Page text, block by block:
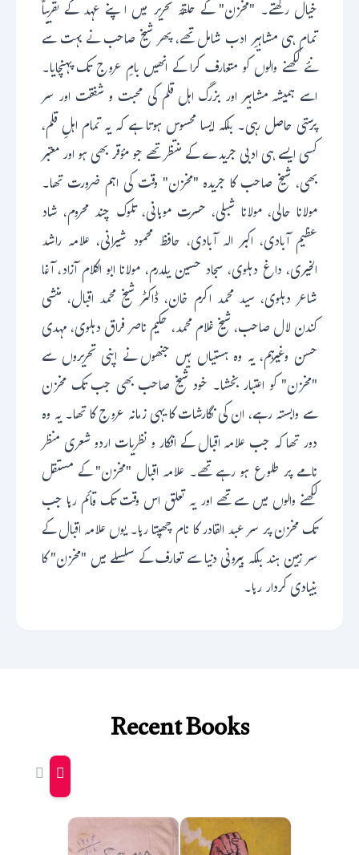
خیال رکھتے۔ "مخزن" کے حلقۂ تحریر میں ا پنے عہد کے تقریباً
تمام ہی مشاہیرِ ادب شامل تھے، پھر شیخ صاحب نے بہت سے
نئے لکھنے والوں کو متعارف کرا کے انھیں بامِ عروج تک پہنچایا۔
اسے ہمیشہ مشاہیر اور بزرگ اہل قلم کی محبت و شفقت اور سر
پرستی حاصل رہی۔ بلکہ ایسا محسوس ہوتا ہے کہ یہ تمام اہلِ قلم،
کسی ایسے ہی ادبی جریدے کے منتظر تھے جو مؤقر بھی ہو اور معتبر
بھی، شیخ صاحب کا جریدہ "مخزن" وقت کی اہم ضرورت تھا۔
مولانا حالی، مولانا شبلی، حسرت موہانی، تلوک چند محروم، شاد
عظیم آبادی، اکبر الہ آبادی، حافظ محمود شیرانی، علامہ راشد
الخیری، داغ دہلوی، سجاد حسین یلدرم، مولانا ابو الکلام آزاد، آغا
شاعر دہلوی، سید محمد اکرم خان، ڈاکٹر شیخ محمد اقبال، منشی
کندن لال صاحب، شیخ غلام محمد، حکیم ناصر فراق دہلوی، مہدی
حسن وغیرہم، یہ وہ ہستیاں ہیں جنھوں نے اپنی تحریروں سے
"مخزن" کو اعتبار بخشا۔ خود شیخ صاحب بھی جب تک مخزن
سے وابستہ رہے، ان کی نگارشات کا یہی زمانہ عروج کا تھا۔ یہ وہ
دور تھا کہ جب علامہ اقبال کے افکار و نظریات اردو شعری منظر
نامے پر طلوع ہو رہے تھے۔ علامہ اقبال "مخزن" کے مستقل
لکھنے والوں میں سے تھے اور یہ تعلق اس وقت تک قائم رہا جب
تک مخزن پر سر عبد القادر کا نام چھپتا رہا۔ یوں علامہ اقبال کے
سر زمین ہند بلکہ بیرونی دنیا سے تعارف کے سلسلے میں "مخزن" کا
بنیادی کردار رہا۔
Recent Books